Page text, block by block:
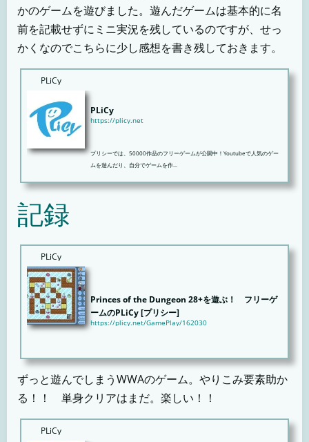
かのゲームを遊びました。遊んだゲームは基本的に名
前を記載せずにミニ実況を残しているのですが、せっ
かくなのでこちらに少し感想を書き残しておきます。
PLiCy
PLiCy
https://plicy.net
プリシーでは、50000作品のフリーゲームが公開中！Youtubeで人気のゲー
ムを遊んだり、自分でゲームを作...
記録
PLiCy
Princes of the Dungeon 28+を遊ぶ！ フリーゲ
ームのPLiCy [プリシー]
https://plicy.net/GamePlay/162030
系WWAで...
ずっと遊んでしまうWWAのゲーム。やりこみ要素助か
る！！ 単身クリアはまだ。楽しい！！
PLiCy